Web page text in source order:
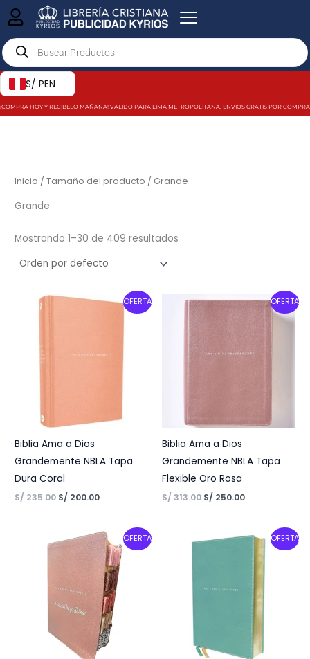
contenido
Products
search
S/ PEN
¡COMPRA HOY Y RECIBELO MAÑANA! VALIDO PARA LIMA METROPOLITANA, ENVIOS GRATIS POR
Inicio / Tamaño del producto / Grande
Grande
Mostrando 1–30 de 409 resultados
OFERTA
Biblia Ama a Dios
Grandemente NBLA Tapa
Dura Coral
S/235.00
Original
S/ 200.00
Current
OFERTA
Biblia Ama a Dios
Grandemente NBLA Tapa
Flexible Oro Rosa
S/313.00
Original
was:
S/ 313.00.
S/ 250.00
Current
price
is:
OFERTA
Original
price
Current
price
is:
S/ 353.00.
OFERTA
Original Current
is:
S/ 250.00.